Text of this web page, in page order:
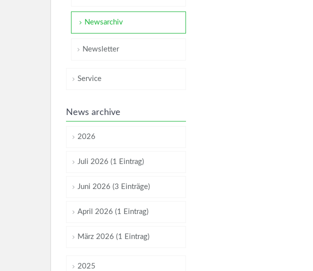
Newsarchiv
Newsletter
Service
News archive
2026
Juli 2026 (1 Eintrag)
Juni 2026 (3 Einträge)
April 2026 (1 Eintrag)
März 2026 (1 Eintrag)
2025